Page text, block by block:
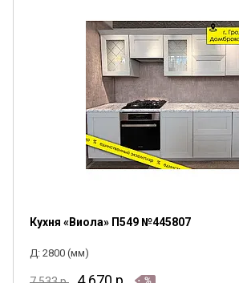
Кухня «Виола» П549 №445807
Д: 2800 (мм)